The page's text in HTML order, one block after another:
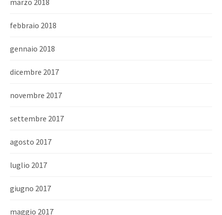
febbraio 2018
gennaio 2018
dicembre 2017
novembre 2017
settembre 2017
agosto 2017
luglio 2017
giugno 2017
maggio 2017